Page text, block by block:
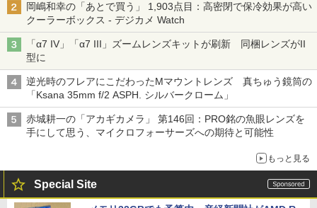
岡嶋和幸の「あとで買う」 1,903点目：高密閉で保冷効果が高い
クーラーボックス - デジカメ Watch
「α7 IV」「α7 III」ズームレンズキットが刷新 同梱レンズがII
型に
逆光時のフレアにこだわったMマウントレンズ 真ちゅう鏡筒の
「Ksana 35mm f/2 ASPH. シルバークローム」
赤城耕一の「アカギカメラ」 第146回：PRO銘の魚眼レンズを
手にして思う、マイクロフォーサーズへの期待と可能性
もっと見る
Special Site